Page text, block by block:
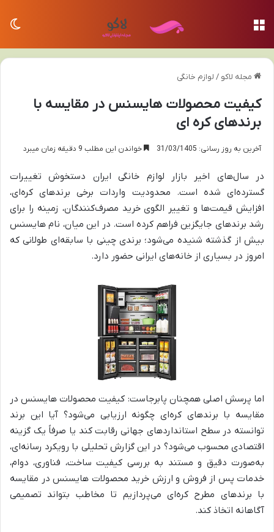
مجله لاکو / لوازم خانگی
کیفیت محصولات هایسنس در مقایسه با
برندهای کره ای
آخرین به روز رسانی: 31/03/1405 خواندن این مطلب 9 دقیقه زمان میبرد
در سال‌های اخیر بازار لوازم خانگی ایران دستخوش تغییرات
گسترده‌ای شده است. محدودیت واردات برخی برندهای کره‌ای،
افزایش قیمت‌ها و تغییر الگوی خرید مصرف‌کنندگان، زمینه را برای
رشد برندهای جایگزین فراهم کرده است. در این میان، نام هایسنس
بیش از گذشته شنیده می‌شود؛ برندی چینی با سابقه‌ای طولانی که
امروز در بسیاری از خانه‌های ایرانی حضور دارد.
اما پرسش اصلی همچنان پابرجاست: کیفیت محصولات هایسنس در
مقایسه با برندهای کره‌ای چگونه ارزیابی می‌شود؟ آیا این برند
توانسته در سطح استانداردهای جهانی رقابت کند یا صرفاً یک گزینه
اقتصادی محسوب می‌شود؟ در این گزارش تحلیلی با رویکرد رسانه‌ای،
به‌صورت دقیق و مستند به بررسی کیفیت ساخت، فناوری، دوام،
خدمات پس از فروش و ارزش خرید محصولات هایسنس در مقایسه
با برندهای مطرح کره‌ای می‌پردازیم تا مخاطب بتواند تصمیمی
آگاهانه اتخاذ کند.